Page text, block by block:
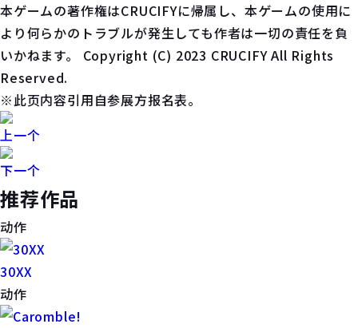
本ゲームの著作権はCRUCIFYに帰属し、本ゲームの使用に
より何らかのトラブルが発生しても作者は一切の責任を負
いかねます。 Copyright (C) 2023 CRUCIFY All Rights
Reserved.
※此页内容引用自参展方报名表。
上一个
下一个
推荐作品
动作
30XX
动作